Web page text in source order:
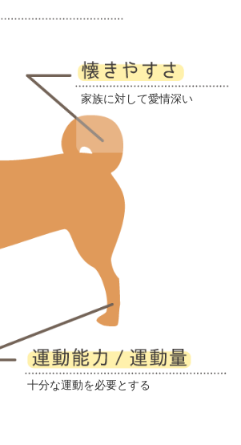
家族に対して愛情深い
十分な運動を必要とする